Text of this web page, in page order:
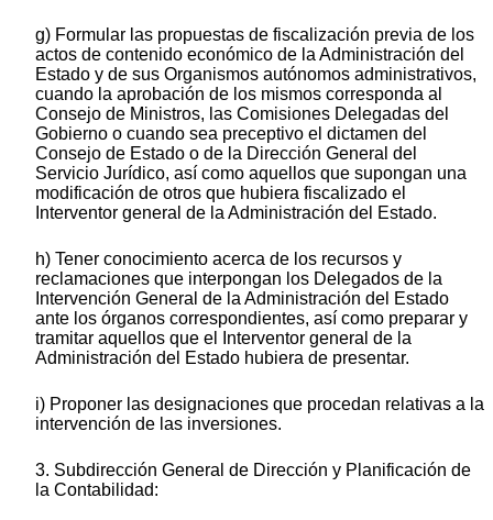
g) Formular las propuestas de fiscalización previa de los
actos de contenido económico de la Administración del
Estado y de sus Organismos autónomos administrativos,
cuando la aprobación de los mismos corresponda al
Consejo de Ministros, las Comisiones Delegadas del
Gobierno o cuando sea preceptivo el dictamen del
Consejo de Estado o de la Dirección General del
Servicio Jurídico, así como aquellos que supongan una
modificación de otros que hubiera fiscalizado el
Interventor general de la Administración del Estado.
h) Tener conocimiento acerca de los recursos y
reclamaciones que interpongan los Delegados de la
Intervención General de la Administración del Estado
ante los órganos correspondientes, así como preparar y
tramitar aquellos que el Interventor general de la
Administración del Estado hubiera de presentar.
i) Proponer las designaciones que procedan relativas a la
intervención de las inversiones.
3. Subdirección General de Dirección y Planificación de
la Contabilidad: